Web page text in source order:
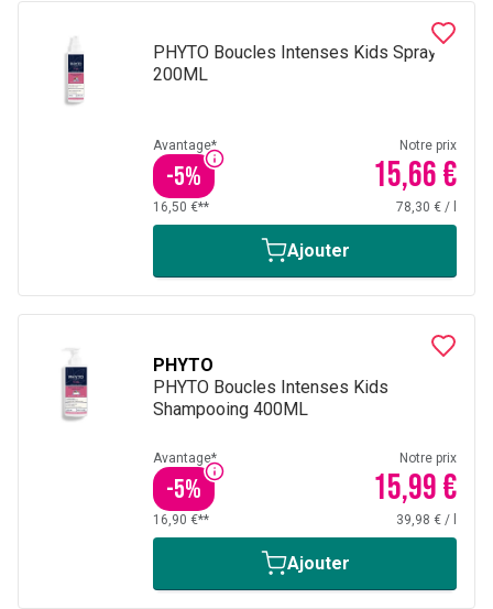
PHYTO Boucles Intenses Kids Spray
200ML
Avantage*
-5%
Notre prix
15,66 €
16,50 €** 78,30 € /
Ajouter
PHYTO
PHYTO Boucles Intenses Kids
Shampooing 400ML
Avantage*
-5%
Notre prix
15,99 €
16,90 €** 39,98 € /
Ajouter